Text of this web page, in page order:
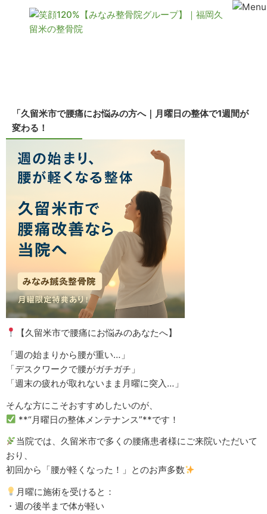
「久留米市で腰痛にお悩みの方へ｜月曜日の整体で1週間が
変わる！
【久留米市で腰痛にお悩みのあなたへ】
「週の始まりから腰が重い…」
「デスクワークで腰がガチガチ」
「週末の疲れが取れないまま月曜に突入…」
そんな方にこそおすすめしたいのが、
**“月曜日の整体メンテナンス”**です！
当院では、久留米市で多くの腰痛患者様にご来院いただいて
おり、
初回から「腰が軽くなった！」とのお声多数
月曜に施術を受けると：
・週の後半まで体が軽い